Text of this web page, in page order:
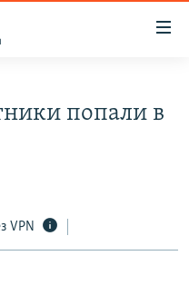
попали в
VPN